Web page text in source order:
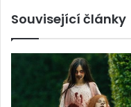
Související články